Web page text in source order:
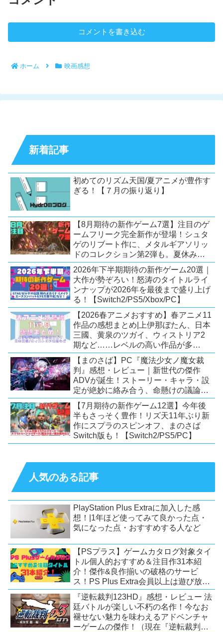
コメントを書き込む
ホーム 映画感想
新着記事
初めてのリズム天国/夏アニメが豊作す
ぎる！【７月の振り返り】
【8月期待の新作ゲーム7選】注目のゲ
ームフリーク完全新作が登場！シュタ
ゲのリブート作に、メタルギアソリッ
ドのコレクション第2弾も。夏休みを
盛り上げるタイトル大集合！
【Switch2/PS5/PC】
2026年下半期期待の新作ゲーム20選｜
大作が勢ぞろい！怒涛のタイトルライ
ンナップが2026年を最後まで盛り上げ
る！【Switch2/PS5/Xbox/PC】
【2026春アニメおすすめ】春アニメ11
作品の感想まとめ|上伊那ぼたん、日本
三國、黄泉のツガイ、ウィストリア2
期など……レベルの高い作品が多
い！？
【まのさば】PC『魔法少女ノ魔女裁
判』感想・レビュー｜新世代の傑作
ADVが誕生！ストーリー・キャラ・設
定が絶妙に絡み合う、命懸けの議論ミ
ステリー【PC/Switch】
【7月期待の新作ゲーム12選】今年後
半もさっそく豊作！リズ天11年ぶり新
作にスプラのスピンオフ、まのさば
Switch版も！【Switch2/PS5/PC】
人気のある記事
PlayStation Plus Extraに加入した感
想！|1年ほど使ってみて良かった点・
気になった点・おすすめする人など
【PSプラス】ゲームカタログ対象タイ
トル個人的おすすめ＆注目作31本紹
介！傑作&良作揃いの破格のサービ
ス！PS Plus Extra会員以上は遊び放
題！【2026年7月時点】【PS5/PS4】
『逆転裁判123HD』感想・レビュー 法
廷バトルが楽しい不朽の名作！今なお
褪せない魅力を味わえるアドベンチャ
ーゲームの傑作！（現在『逆転裁判